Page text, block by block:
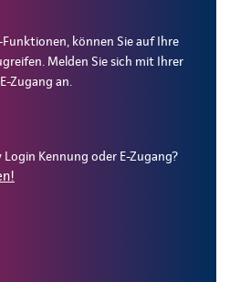
können Sie auf Ihre
Melden Sie sich mit Ihrer
Zugang an.
Login Kennung oder E-Zugang?